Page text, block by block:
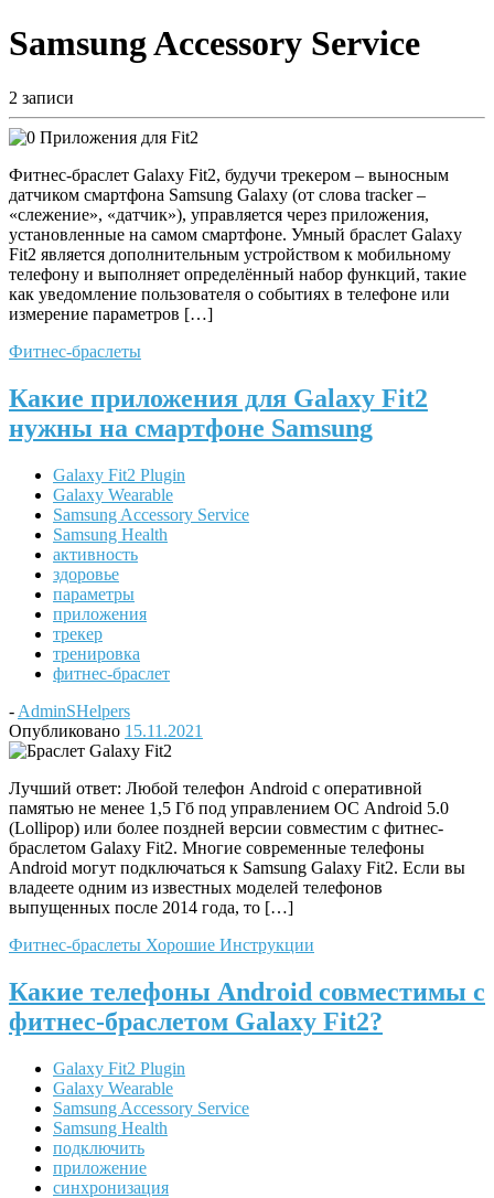
Samsung Accessory Service
2 записи
Фитнес-браслет Galaxy Fit2, будучи трекером – выносным
датчиком смартфона Samsung Galaxy (от слова tracker –
«слежение», «датчик»), управляется через приложения,
установленные на самом смартфоне. Умный браслет Galaxy
Fit2 является дополнительным устройством к мобильному
телефону и выполняет определённый набор функций, такие
как уведомление пользователя о событиях в телефоне или
измерение параметров […]
Фитнес-браслеты
Какие приложения для Galaxy Fit2
нужны на смартфоне Samsung
Galaxy Fit2 Plugin
Galaxy Wearable
Samsung Accessory Service
Samsung Health
активность
здоровье
параметры
приложения
трекер
тренировка
фитнес-браслет
- AdminSHelpers
Опубликовано 15.11.2021
Лучший ответ: Любой телефон Android с оперативной
памятью не менее 1,5 Гб под управлением ОС Android 5.0
(Lollipop) или более поздней версии совместим с фитнес-
браслетом Galaxy Fit2. Многие современные телефоны
Android могут подключаться к Samsung Galaxy Fit2. Если вы
владеете одним из известных моделей телефонов
выпущенных после 2014 года, то […]
Фитнес-браслеты Хорошие Инструкции
Какие телефоны Android совместимы с
фитнес-браслетом Galaxy Fit2?
Galaxy Fit2 Plugin
Galaxy Wearable
Samsung Accessory Service
Samsung Health
подключить
приложение
синхронизация